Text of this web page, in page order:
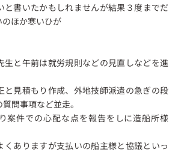
と書いたかもしれませんが結果３度までだ
ほか寒いひが
生と午前は就労規則などの見直しなどを進
と見積もり作成、外地技師派遣の急ぎの段
問事項など並走。
案件での心配な点を報告をしに造船所様
くありますが支払いの船主様と協議といっ